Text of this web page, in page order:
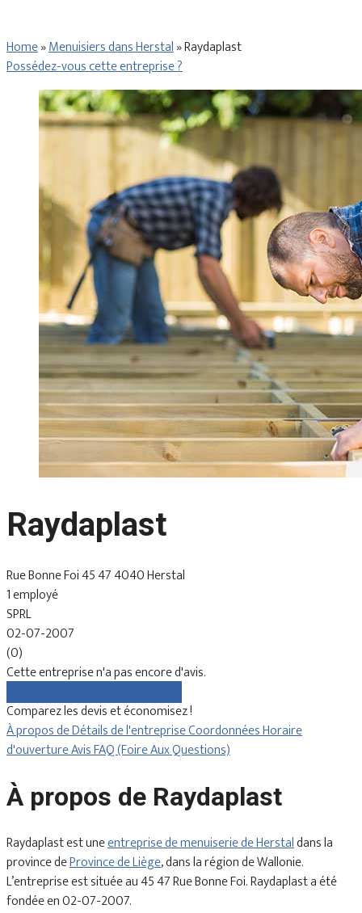
Home»Menuisiers dans Herstal»Raydaplast
Possédez-vous cette entreprise ?
Raydaplast
Rue Bonne Foi 45 47 4040 Herstal
1 employé
SPRL
02-07-2007
(0)
Cette entreprise n'a pas encore d'avis.
Comparez les devis et économisez !
À propos deDétails de l'entrepriseCoordonnéesHoraire
d'ouvertureAvisFAQ (Foire Aux Questions)
À propos de Raydaplast
Raydaplast est uneentreprise de menuiserie de Herstaldans la
province deProvince de Liège, dans la région de Wallonie.
L’entreprise est située au 45 47 Rue Bonne Foi. Raydaplast a été
fondée en 02-07-2007.